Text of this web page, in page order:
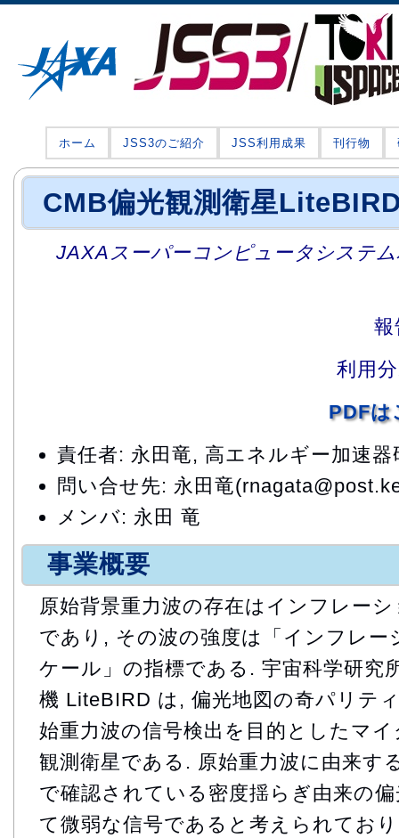
ホーム JSS3のご紹介 JSS利用成果 刊行物
CMB偏光観測衛星
JAXAスーパーコンピュータシステ
報
利用
PDFは
責任者: 永田竜, 高エネルギー加速器
問い合せ先: 永田竜
メンバ: 永田 竜
事業概要
原始背景重力波の存在はインフレー
であり, その波の強度は「インフレ
ケール」の指標である. 宇宙科学研究
機 LiteBIRD は, 偏光地図の奇パリテ
始重力波の信号検出を目的としたマ
観測衛星である. 原始重力波に由来す
で確認されている密度揺らぎ由来の
て微弱な信号であると考えられてお